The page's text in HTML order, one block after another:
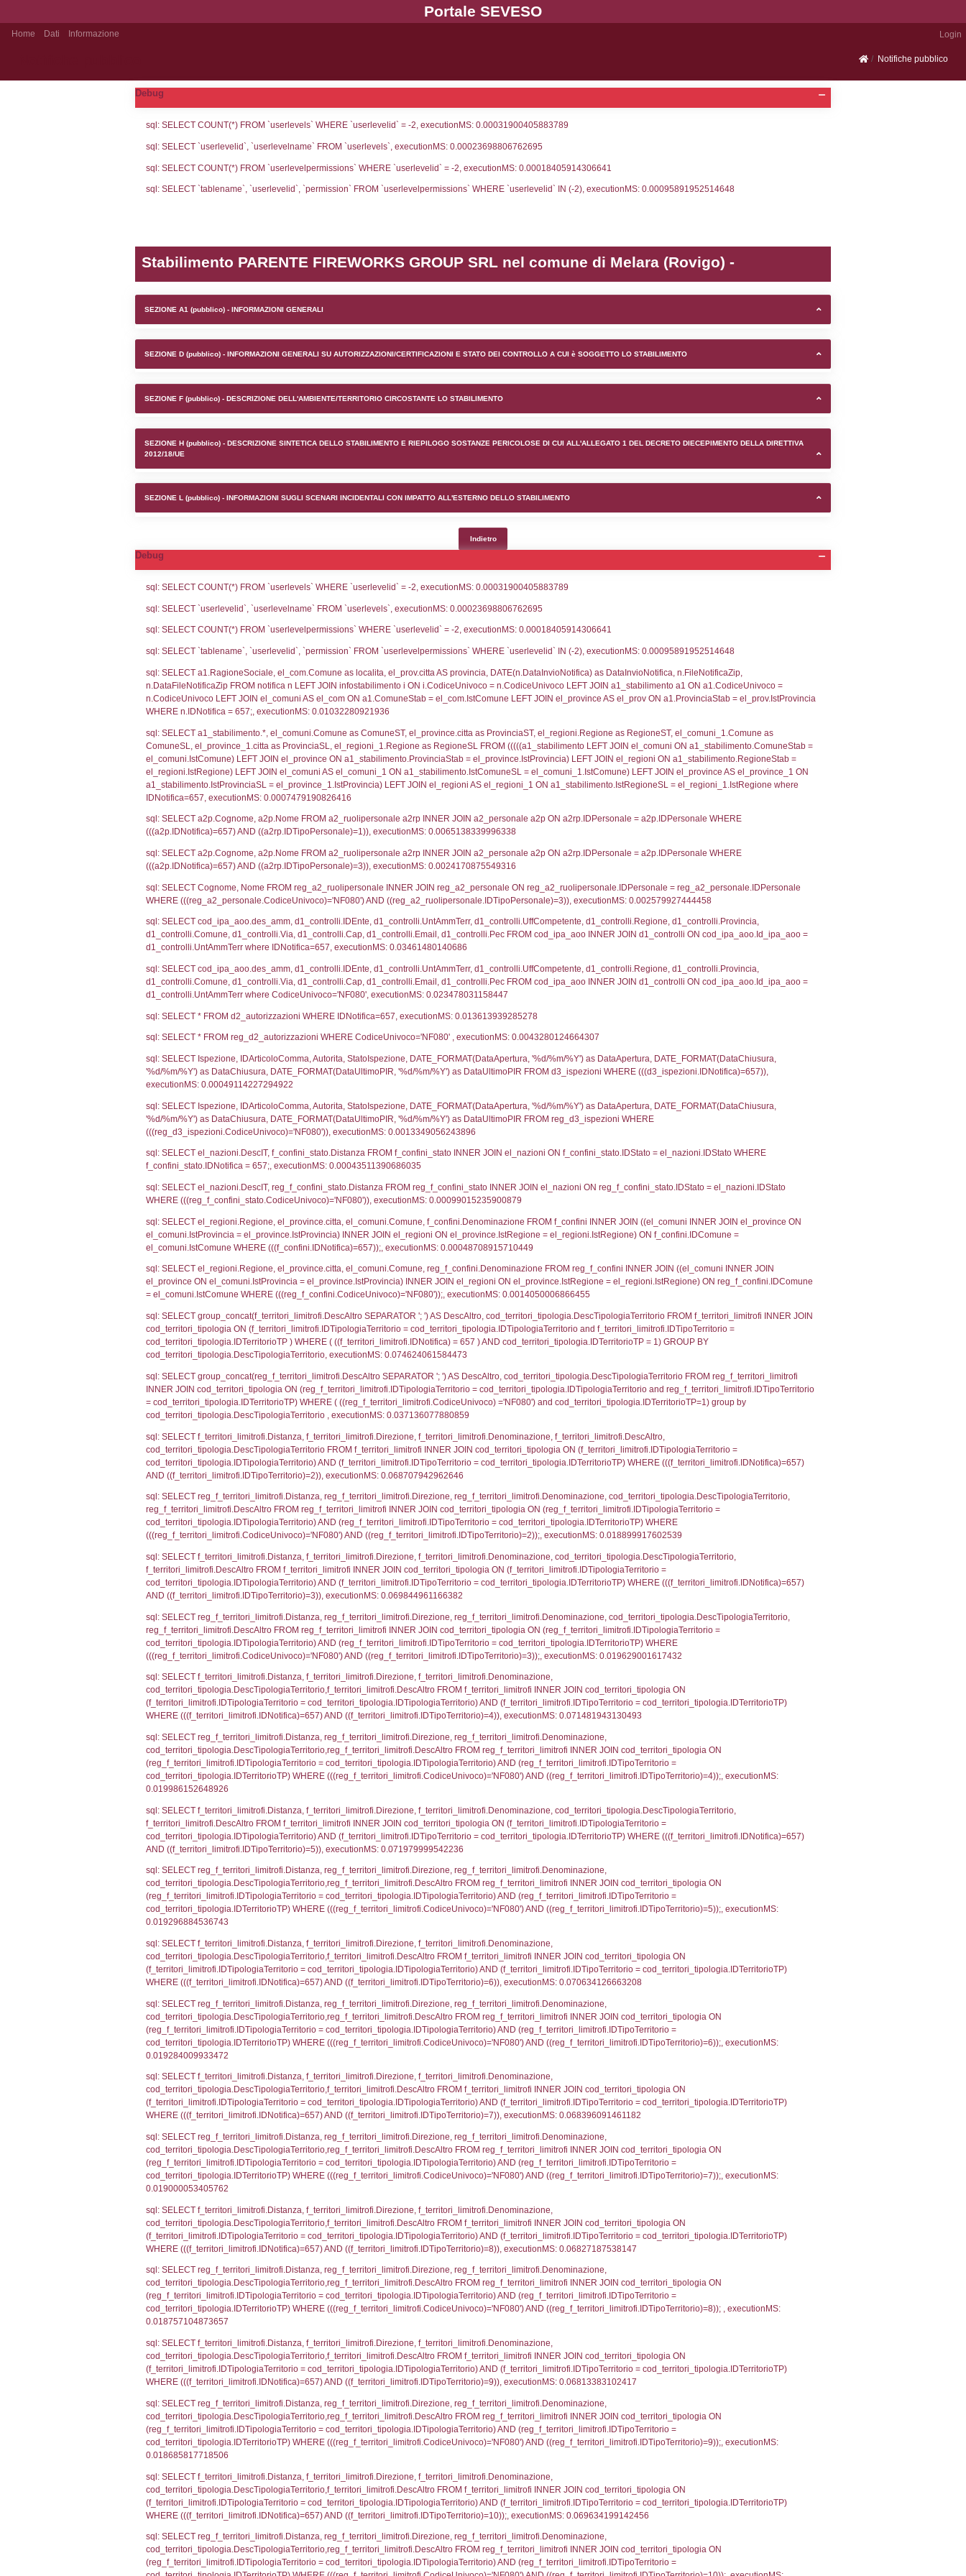
Portale SEVESO
Notifiche pubblico
Debug
sql: SELECT COUNT(*) FROM `userlevels` WHERE `userlevelid` = -2, executionMS: 0.00031900405883789
sql: SELECT COUNT(*) FROM `userlevelpermissions` WHERE `userlevelid` = -2, executionMS: 0.00018405914306641
Stabilimento PARENTE FIREWORKS GROUP SRL nel comune di
SEZIONE D (pubblico) - INFORMAZIONI GENERALI SU AUTORIZZAZIONI/CERTIFICAZIONI E STATO DEI CONTROLLO A CUI è SOGGETTO
SEZIONE F (pubblico) - DESCRIZIONE DELL'AMBIENTE/TERRITORIO CIRCOSTANTE LO STABILIMENTO
SEZIONE H (pubblico) - DESCRIZIONE SINTETICA DELLO STABILIMENTO E RIEPILOGO SOSTANZE PERICOLOSE DI CUI ALL'ALLEGATO
2012/18/UE
SEZIONE L (pubblico) - INFORMAZIONI SUGLI SCENARI INCIDENTALI CON IMPATTO ALL'ESTERNO DELLO STABILIMENTO
Debug
sql: SELECT COUNT(*) FROM `userlevels` WHERE `userlevelid` = -2, executionMS: 0.00031900405883789
sql: SELECT `userlevelid`, `userlevelname` FROM `userlevels`, executionMS: 0.00023698806762695
sql: SELECT COUNT(*) FROM `userlevelpermissions` WHERE `userlevelid` = -2, executionMS: 0.00018405914306641
sql: SELECT `tablename`, `userlevelid`, `permission` FROM `userlevelpermissions` WHERE `userlevelid` IN (-2),
sql: SELECT a1.RagioneSociale, el_com.Comune as localita, el_prov.citta AS provincia, DATE(n.DataInvioNotifica) as
n.DataFileNotificaZip FROM notifica n LEFT JOIN infostabilimento i ON i.CodiceUnivoco = n.CodiceUnivoco LEFT JOIN
n.CodiceUnivoco LEFT JOIN el_comuni AS el_com ON a1.ComuneStab = el_com.IstComune LEFT JOIN el_province AS
sql: SELECT a1_stabilimento.*, el_comuni.Comune as ComuneST, el_province.citta as ProvinciaST, el_regioni.Regione
ComuneSL, el_province_1.citta as ProvinciaSL, el_regioni_1.Regione as RegioneSL FROM (((((a1_stabilimento LEFT
el_comuni.IstComune) LEFT JOIN el_province ON a1_stabilimento.ProvinciaStab = el_province.IstProvincia) LEFT JOIN
el_regioni.IstRegione) LEFT JOIN el_comuni AS el_comuni_1 ON a1_stabilimento.IstComuneSL =
a1_stabilimento.IstProvinciaSL = el_province_1.IstProvincia) LEFT JOIN el_regioni AS el_regioni_1 ON
IDNotifica=657, executionMS: 0.0007479190826416
(((a2p.IDNotifica)=657) AND ((a2rp.IDTipoPersonale)=1)), executionMS: 0.0065138339996338
sql: SELECT a2p.Cognome, a2p.Nome FROM a2_ruolipersonale a2rp INNER JOIN a2_personale a2p ON
(((a2p.IDNotifica)=657) AND ((a2rp.IDTipoPersonale)=3)), executionMS: 0.0024170875549316
WHERE (((reg_a2_personale.CodiceUnivoco)='NF080') AND ((reg_a2_ruolipersonale.IDTipoPersonale)=3)),
sql: SELECT cod_ipa_aoo.des_amm, d1_controlli.IDEnte, d1_controlli.UntAmmTerr, d1_controlli.UffCompetente,
d1_controlli.Comune, d1_controlli.Via, d1_controlli.Cap, d1_controlli.Email, d1_controlli.Pec FROM cod_ipa_aoo INNER
d1_controlli.UntAmmTerr where IDNotifica=657, executionMS: 0.03461480140686
sql: SELECT cod_ipa_aoo.des_amm, d1_controlli.IDEnte, d1_controlli.UntAmmTerr, d1_controlli.UffCompetente,
d1_controlli.Comune, d1_controlli.Via, d1_controlli.Cap, d1_controlli.Email, d1_controlli.Pec FROM cod_ipa_aoo INNER
d1_controlli.UntAmmTerr where CodiceUnivoco='NF080', executionMS: 0.023478031158447
sql: SELECT * FROM d2_autorizzazioni WHERE IDNotifica=657, executionMS: 0.013613939285278
sql: SELECT * FROM reg_d2_autorizzazioni WHERE CodiceUnivoco='NF080' , executionMS: 0.0043280124664307
sql: SELECT Ispezione, IDArticoloComma, Autorita, StatoIspezione, DATE_FORMAT(DataApertura, '%d/%m/%Y') as
'%d/%m/%Y') as DataChiusura, DATE_FORMAT(DataUltimoPIR, '%d/%m/%Y') as DataUltimoPIR FROM d3_ispezioni
sql: SELECT Ispezione, IDArticoloComma, Autorita, StatoIspezione, DATE_FORMAT(DataApertura, '%d/%m/%Y') as
'%d/%m/%Y') as DataChiusura, DATE_FORMAT(DataUltimoPIR, '%d/%m/%Y') as DataUltimoPIR FROM reg_d3_ispezioni
(((reg_d3_ispezioni.CodiceUnivoco)='NF080')), executionMS: 0.0013349056243896
sql: SELECT el_nazioni.DescIT, f_confini_stato.Distanza FROM f_confini_stato INNER JOIN el_nazioni ON
f_confini_stato.IDNotifica = 657;, executionMS: 0.00043511390686035
sql: SELECT el_nazioni.DescIT, reg_f_confini_stato.Distanza FROM reg_f_confini_stato INNER JOIN el_nazioni ON
WHERE (((reg_f_confini_stato.CodiceUnivoco)='NF080')), executionMS: 0.00099015235900879
sql: SELECT el_regioni.Regione, el_province.citta, el_comuni.Comune, f_confini.Denominazione FROM f_confini INNER
el_comuni.IstProvincia = el_province.IstProvincia) INNER JOIN el_regioni ON el_province.IstRegione =
el_comuni.IstComune WHERE (((f_confini.IDNotifica)=657));, executionMS: 0.00048708915710449
sql: SELECT el_regioni.Regione, el_province.citta, el_comuni.Comune, reg_f_confini.Denominazione FROM reg_f_confini
el_province ON el_comuni.IstProvincia = el_province.IstProvincia) INNER JOIN el_regioni ON el_province.IstRegione =
= el_comuni.IstComune WHERE (((reg_f_confini.CodiceUnivoco)='NF080'));, executionMS: 0.0014050006866455
sql: SELECT group_concat(f_territori_limitrofi.DescAltro SEPARATOR '; ') AS DescAltro,
cod_territori_tipologia ON (f_territori_limitrofi.IDTipologiaTerritorio = cod_territori_tipologia.IDTipologiaTerritorio and
cod_territori_tipologia.DescTipologiaTerritorio, executionMS: 0.074624061584473
sql: SELECT group_concat(reg_f_territori_limitrofi.DescAltro SEPARATOR '; ') AS DescAltro,
INNER JOIN cod_territori_tipologia ON (reg_f_territori_limitrofi.IDTipologiaTerritorio =
= cod_territori_tipologia.IDTerritorioTP) WHERE ( ((reg_f_territori_limitrofi.CodiceUnivoco) ='NF080') and
cod_territori_tipologia.DescTipologiaTerritorio , executionMS: 0.037136077880859
sql: SELECT f_territori_limitrofi.Distanza, f_territori_limitrofi.Direzione, f_territori_limitrofi.Denominazione,
cod_territori_tipologia.DescTipologiaTerritorio FROM f_territori_limitrofi INNER JOIN cod_territori_tipologia ON
cod_territori_tipologia.IDTipologiaTerritorio) AND (f_territori_limitrofi.IDTipoTerritorio =
AND ((f_territori_limitrofi.IDTipoTerritorio)=2)), executionMS: 0.068707942962646
sql: SELECT reg_f_territori_limitrofi.Distanza, reg_f_territori_limitrofi.Direzione, reg_f_territori_limitrofi.Denominazione,
reg_f_territori_limitrofi.DescAltro FROM reg_f_territori_limitrofi INNER JOIN cod_territori_tipologia ON
cod_territori_tipologia.IDTipologiaTerritorio) AND (reg_f_territori_limitrofi.IDTipoTerritorio =
(((reg_f_territori_limitrofi.CodiceUnivoco)='NF080') AND ((reg_f_territori_limitrofi.IDTipoTerritorio)=2));, executionMS:
f_territori_limitrofi.DescAltro FROM f_territori_limitrofi INNER JOIN cod_territori_tipologia ON
cod_territori_tipologia.IDTipologiaTerritorio) AND (f_territori_limitrofi.IDTipoTerritorio =
AND ((f_territori_limitrofi.IDTipoTerritorio)=3)), executionMS: 0.069844961166382
sql: SELECT reg_f_territori_limitrofi.Distanza, reg_f_territori_limitrofi.Direzione, reg_f_territori_limitrofi.Denominazione,
reg_f_territori_limitrofi.DescAltro FROM reg_f_territori_limitrofi INNER JOIN cod_territori_tipologia ON
(((reg_f_territori_limitrofi.CodiceUnivoco)='NF080') AND ((reg_f_territori_limitrofi.IDTipoTerritorio)=3));, executionMS: